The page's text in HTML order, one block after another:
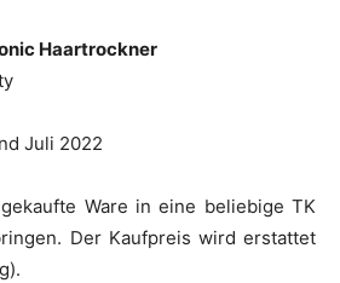
Haartrockner
Juli 2022
Ware in eine beliebige TK
Der Kaufpreis wird erstattet